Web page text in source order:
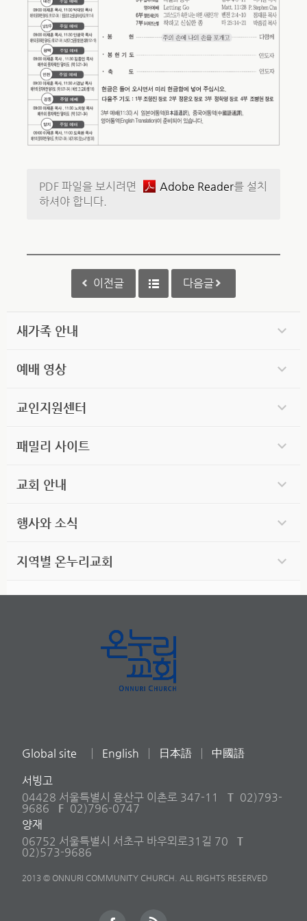
PDF 파일을 보시려면 Adobe Reader를 설치
하셔야 합니다.
이전글 다음글
새가족 안내
예배 영상
교인지원센터
패밀리 사이트
교회 안내
행사와 소식
지역별 온누리교회
Global site English 日本語 中國語
서빙고
04428 서울특별시 용산구 이촌로 347-11
T 02)793-
9686
F 02)796-0747
양재
06752 서울특별시 서초구 바우뫼로31길 70
T
02)573-9686
2013 © ONNURI COMMUNITY CHURCH. ALL RIGHTS RESERVED